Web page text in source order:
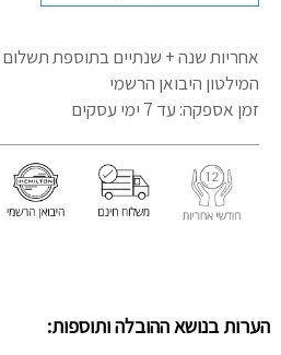
אחריות שנה + שנתיים בתוספת תשלום 199 ש"ח בכפוף לתקנון
המילטון היבואן הרשמי
זמן אספקה: עד 7 ימי עסקים
הערות בנושא ההובלה ותוספות: